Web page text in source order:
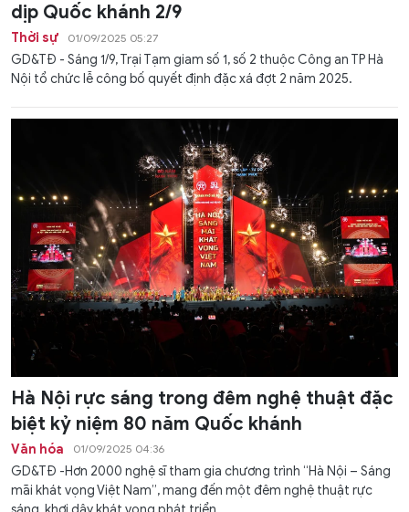
dịp Quốc khánh 2/9
Thời sự 01/09/2025 05:27
GD&TĐ - Sáng 1/9, Trại Tạm giam số 1, số 2 thuộc Công an TP Hà
Nội tổ chức lễ công bố quyết định đặc xá đợt 2 năm 2025.
Hà Nội rực sáng trong đêm nghệ thuật đặc
biệt kỷ niệm 80 năm Quốc khánh
Văn hóa 01/09/2025 04:36
GD&TĐ -Hơn 2000 nghệ sĩ tham gia chương trình “Hà Nội – Sáng
mãi khát vọng Việt Nam”, mang đến một đêm nghệ thuật rực